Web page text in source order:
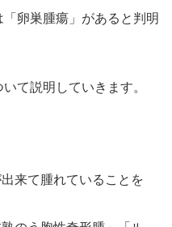
卵巣腫瘍」があると判明
て説明していきます。
来て腫れていることを